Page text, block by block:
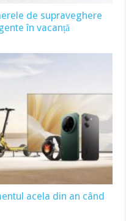
de supraveghere
în vacanță
acela din an când